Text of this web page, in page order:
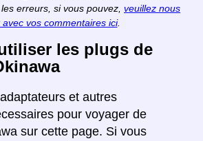
erreurs, si vous pouvez, veuillez nous
avec vos commentaires ici.
les plugs de
et autres
pour voyager de
sur cette page. Si vous